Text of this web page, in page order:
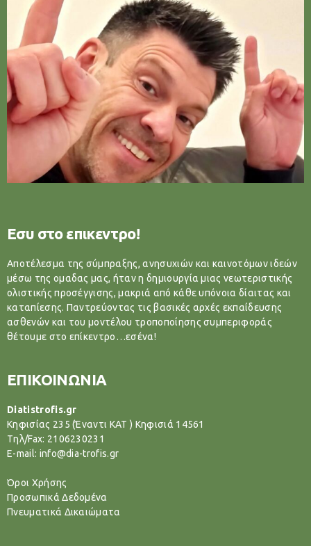
Εσυ στο επικεντρο!
Αποτέλεσμα της σύμπραξης, ανησυχιών και καινοτόμων ιδεών
μέσω της ομαδας μας, ήταν η δημιουργία μιας νεωτεριστικής
ολιστικής προσέγγισης, μακριά από κάθε υπόνοια δίαιτας και
καταπίεσης. Παντρεύοντας τις βασικές αρχές εκπαίδευσης
ασθενών και του μοντέλου τροποποίησης συμπεριφοράς
θέτουμε στο επίκεντρο…εσένα!
ΕΠΙΚΟΙΝΩΝΙΑ
Diatistrofis.gr
Κηφισίας 235 (Έναντι ΚΑΤ ) Κηφισιά 14561
Tηλ/Fax: 2106230231
E-mail: info@dia-trofis.gr
Όροι Χρήσης
Προσωπικά Δεδομένα
Πνευματικά Δικαιώματα